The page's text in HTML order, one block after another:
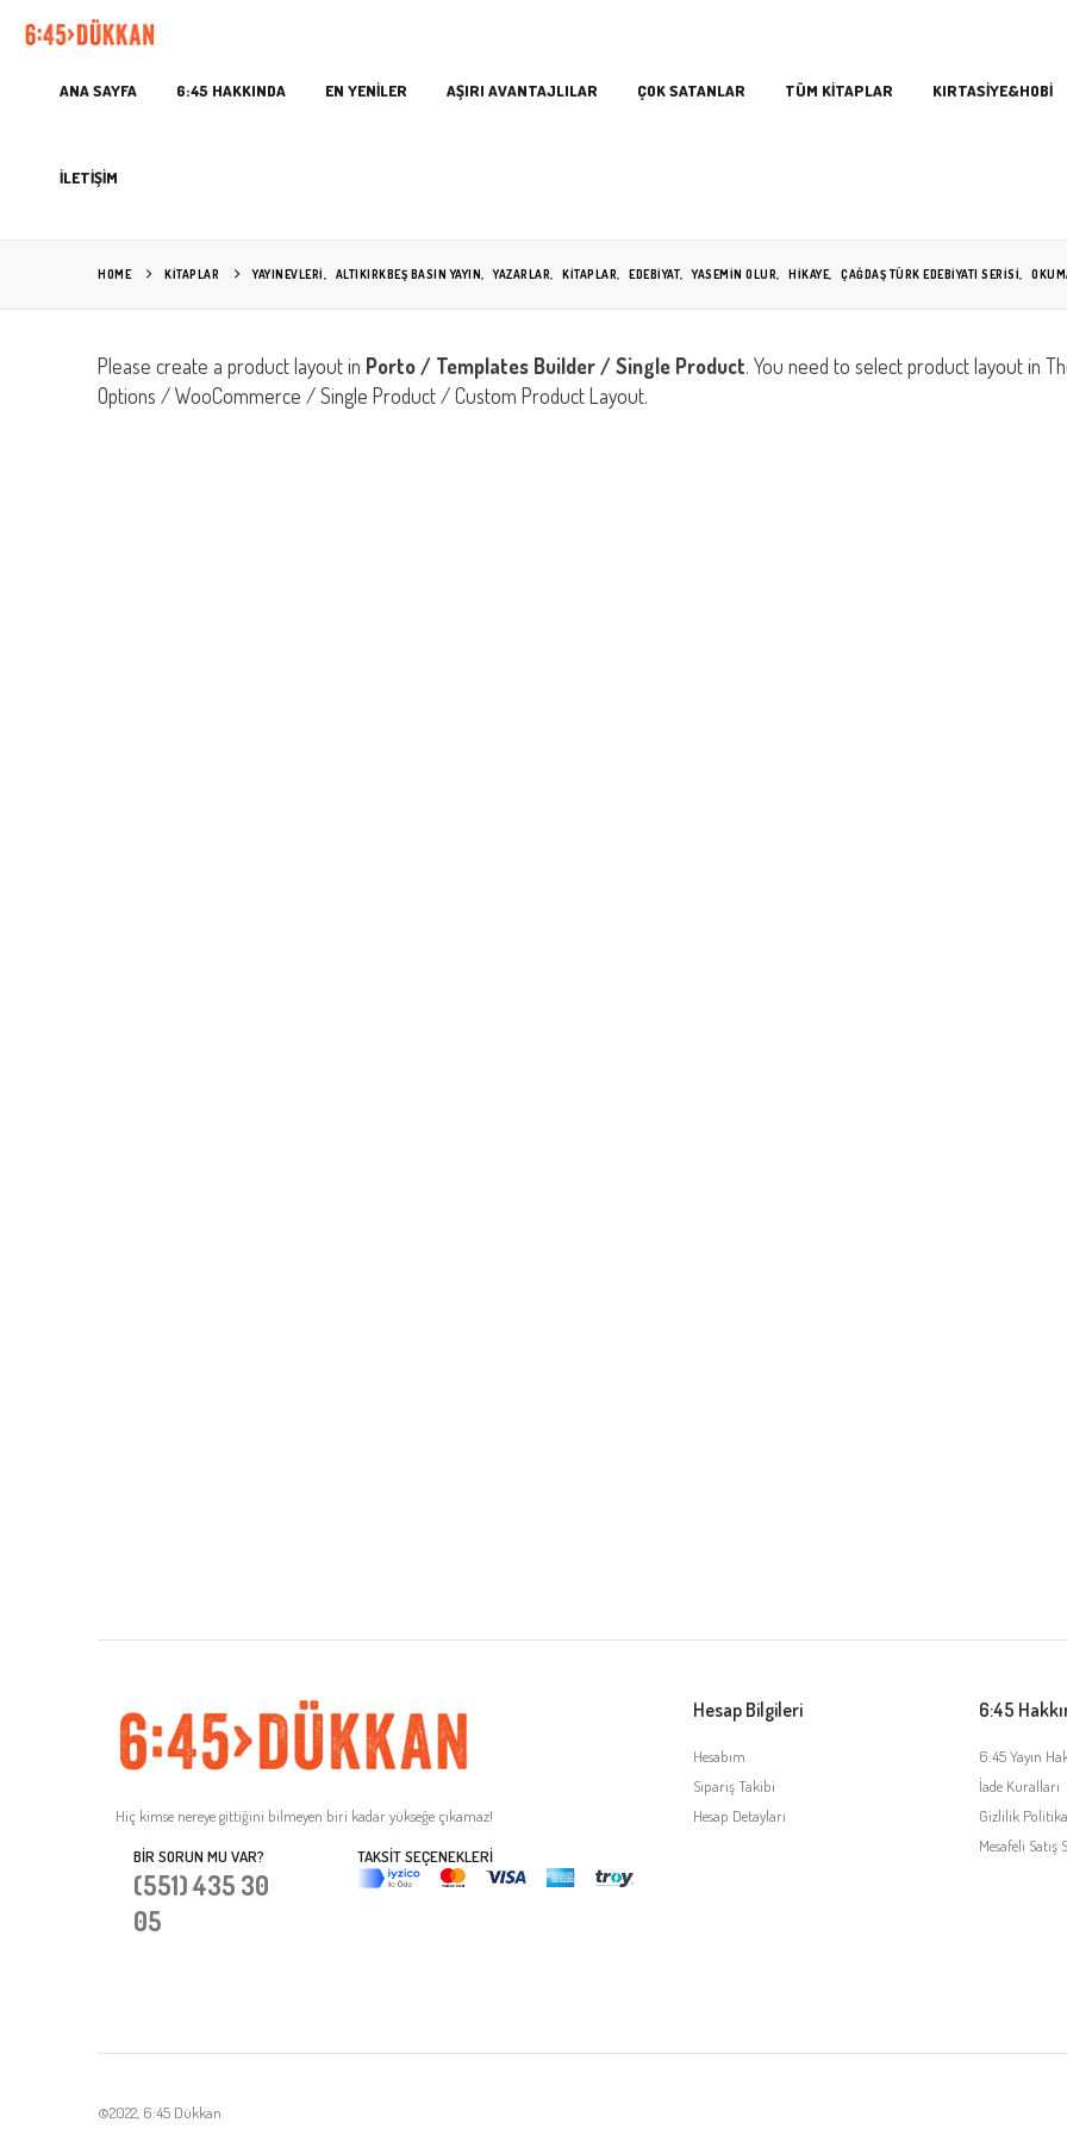
ANA SAYFA 6:45 HAKKINDA EN YENİLER AŞIRI AVANTAJLILAR ÇOK SATANLAR TÜM KİTAPLAR KIRTASİYE&HOBİ
İLETİŞİM
HOME KITAPLAR YAYINEVLERİ ALTIKIRKBEŞ BASIN YAYIN YAZARLAR KİTAPLAR EDEBIYAT YASEMIN OLUR HIKAYE, ÇAĞDAŞ TÜRK EDEBIYATI SERISI
Please create a product layout in Porto / Templates Builder / Single Product. You need to select product layout in
Options / WooCommerce / Single Product / Custom Product Layout.
Hiç kimse nereye gittiğini bilmeyen biri kadar yükseğe çıkamaz!
BIR SORUN MU VAR?
(551) 435 30
05
TAKSIT SEÇENEKLERI
Hesap Bilgileri
Hesabım
Sipariş Takibi
Hesap Detayları
6:45
6:45 Yayın
İade Kuralları
Gizlilik
Mesafeli Satış
©2022, 6:45 Dükkan